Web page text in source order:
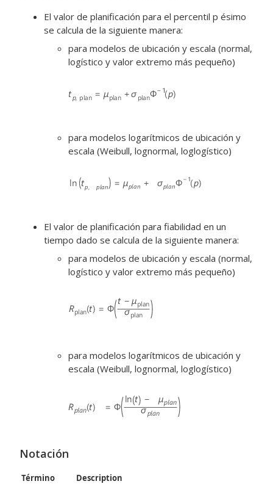
El valor de planificación para el percentil p ésimo
se calcula de la siguiente manera:
para modelos de ubicación y escala (normal,
logístico y valor extremo más pequeño)
para modelos logarítmicos de ubicación y
escala (Weibull, lognormal, loglogístico)
El valor de planificación para fiabilidad en un
tiempo dado se calcula de la siguiente manera:
para modelos de ubicación y escala (normal,
logístico y valor extremo más pequeño)
para modelos logarítmicos de ubicación y
escala (Weibull, lognormal, loglogístico)
Notación
Término Description